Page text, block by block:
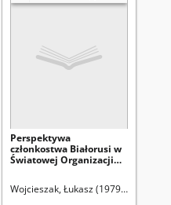
Uniwersytet Marii Curie-Skłodowskiej
Perspektywa
członkostwa Białorusi w
Światowej Organizacji
Wojcieszak, Łukasz (1979- )